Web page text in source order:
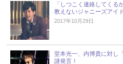
「しつこく連絡してくる
教えないジャニーズアイ
2017年10月29日
堂本光一、内博貴に対し
謎発言！